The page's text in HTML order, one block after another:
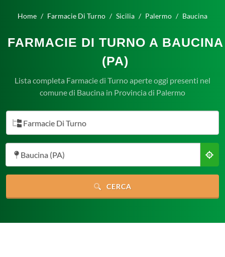
Home Farmacie Di Turno Sicilia Palermo Baucina
FARMACIE DI TURNO A BAUCINA
(PA)
Lista completa Farmacie di Turno aperte oggi presenti nel
comune di Baucina in Provincia di Palermo
Farmacie Di Turno
Baucina (PA)
CERCA